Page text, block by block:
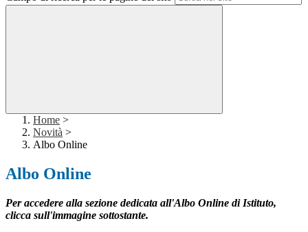
Home >
Novità >
Albo Online
Albo Online
Per accedere alla sezione dedicata all'Albo Online di Istituto,
clicca sull'immagine sottostante.